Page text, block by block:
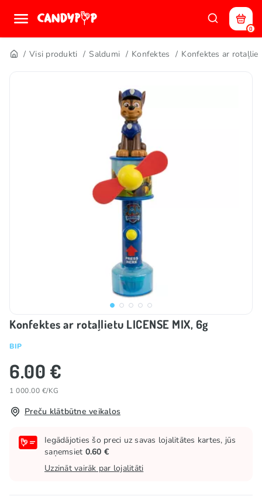
0
Visi produkti Saldumi Konfektes Konfektes ar
Konfektes ar rotaļlietu LICENSE MIX, 6g
BIP
6.00 €
1 000.00 €/KG
Preču klātbūtne veikalos
Iegādājoties šo preci uz savas lojalitātes kartes, jūs
saņemsiet 0.60 €
Uzzināt vairāk par lojalitāti